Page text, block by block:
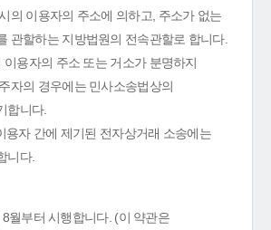
의 이용자의 주소에 의하고, 주소가 없는
관할하는 지방법원의 전속관할로 합니다.
이용자의 주소 또는 거소가 분명하지
자의 경우에는 민사소송법상의
합니다.
용자 간에 제기된 전자상거래 소송에는
니다.
월부터 시행합니다. (이 약관은